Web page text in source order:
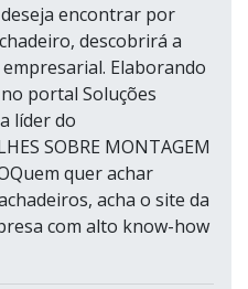
encontrar por
descobrirá a
Elaborando
portal Soluções
líder do
SOBRE MONTAGEM
quer achar
acha o site da
com alto know-how